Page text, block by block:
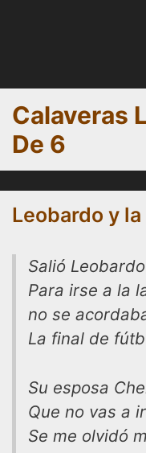
Calaveras
De 6
Leobardo y
Salió
Para irse a la
no se
La final de
Su esposa
Que no vas a
Se me olvidó